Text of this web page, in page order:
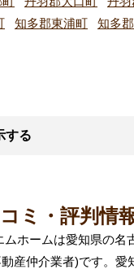
知多郡東浦町
知多
する
ミ・評判情
ホームは愛知県の名
産仲介業者)です。愛